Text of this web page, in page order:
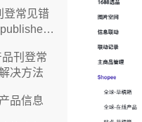
登常见错
刊登常
决方法
品信息